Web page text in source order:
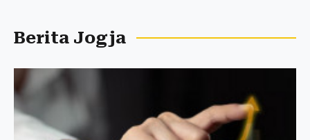
Berita Jogja